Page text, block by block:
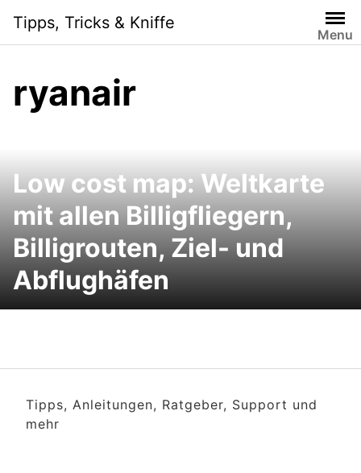
content
Tipps, Tricks & Kniffe
Menu
ryanair
Low cost map: Weltkarte
mit allen Billigfliegern,
Billigrouten, Ziel- und
Abflughäfen
Tipps, Anleitungen, Ratgeber, Support und
mehr